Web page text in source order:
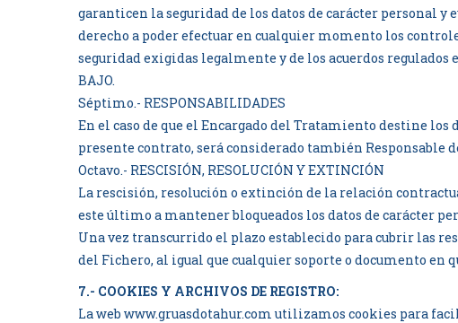
garanticen la seguridad de los datos de carácter personal
derecho a poder efectuar en cualquier momento los
seguridad exigidas legalmente y de los acuerdos
BAJO.
Séptimo.- RESPONSABILIDADES
En el caso de que el Encargado del Tratamiento destine
presente contrato, será considerado también
Octavo.- RESCISIÓN, RESOLUCIÓN Y EXTINCIÓN
La rescisión, resolución o extinción de la relación
este último a mantener bloqueados los datos de carácter
Una vez transcurrido el plazo establecido para cubrir las
del Fichero, al igual que cualquier soporte o documento en
7.- COOKIES Y ARCHIVOS DE REGISTRO:
La web www.gruasdotahur.com utilizamos cookies para